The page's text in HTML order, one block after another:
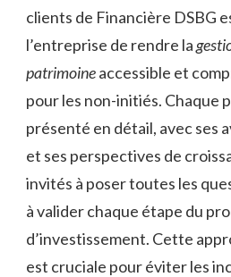
clients de Financière DSBG
l’entreprise de rendre la
patrimoineaccessible et
pour les non-initiés. Chaque
présenté en détail, avec ses
et ses perspectives de
invités à poser toutes les
à valider chaque étape du
d’investissement. Cette
est cruciale pour éviter les